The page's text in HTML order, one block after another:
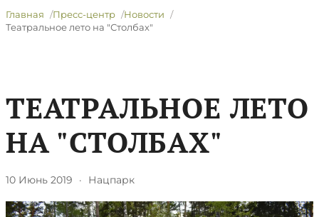
Главная Пресс-центр
Новости
Театральное лето на "Столбах"
ТЕАТРАЛЬНОЕ ЛЕТО
НА "СТОЛБАХ"
10 Июнь 2019 · Нацпарк